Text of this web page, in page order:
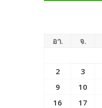
อา. จ.
2
3
9
10
16
17